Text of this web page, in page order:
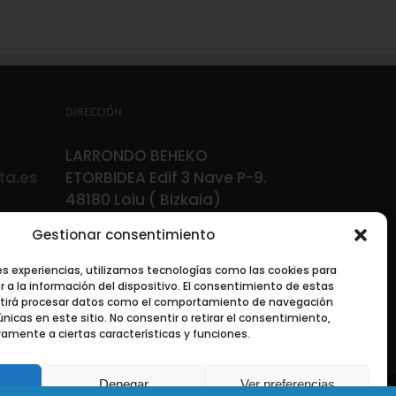
Gestionar consentimiento
experiencias, utilizamos tecnologías como las cookies para
a la información del dispositivo. El consentimiento de estas
procesar datos como el comportamiento de navegación
en este sitio. No consentir o retirar el consentimiento,
a ciertas características y funciones.
Denegar Ver preferencias
DIRECCIÓN
LARRONDO BEHEKO
ETORBIDEA Edif 3 Nave P-9.
48180 Loiu ( Bizkaia)